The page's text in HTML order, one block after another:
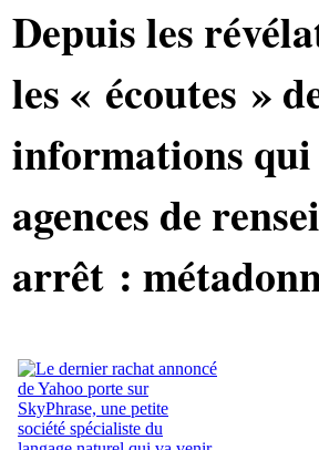
Depuis les
les « écoutes »
informations
agences de
arrêt :